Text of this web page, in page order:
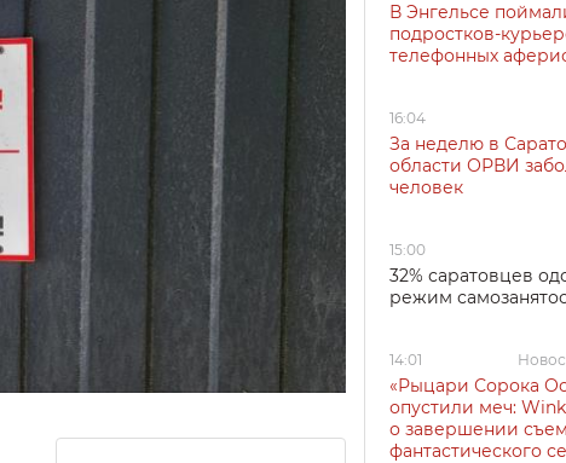
В Энгельсе
подростков-
телефонных
16:04
За неделю в
области ОРВИ
человек
15:00
32% саратовцев
режим
14:01
«Рыцари Сорока
опустили меч:
о завершении
фантастического